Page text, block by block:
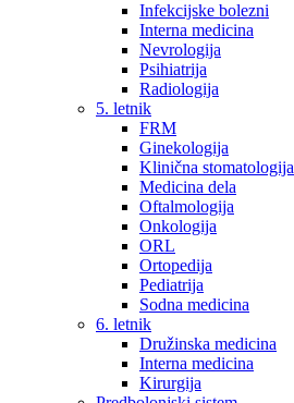
Infekcijske bolezni
Interna medicina
Nevrologija
Psihiatrija
Radiologija
5. letnik
FRM
Ginekologija
Klinična stomatologija
Medicina dela
Oftalmologija
Onkologija
ORL
Ortopedija
Pediatrija
Sodna medicina
6. letnik
Družinska medicina
Interna medicina
Kirurgija